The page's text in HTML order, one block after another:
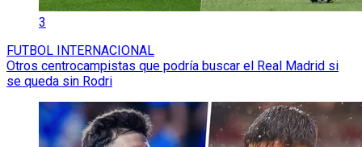
3
FUTBOL INTERNACIONAL
Otros centrocampistas que podría buscar el Real Madrid si
se queda sin Rodri